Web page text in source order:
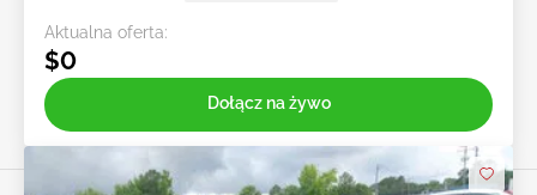
Aktualna oferta:
$0
Dołącz na żywo